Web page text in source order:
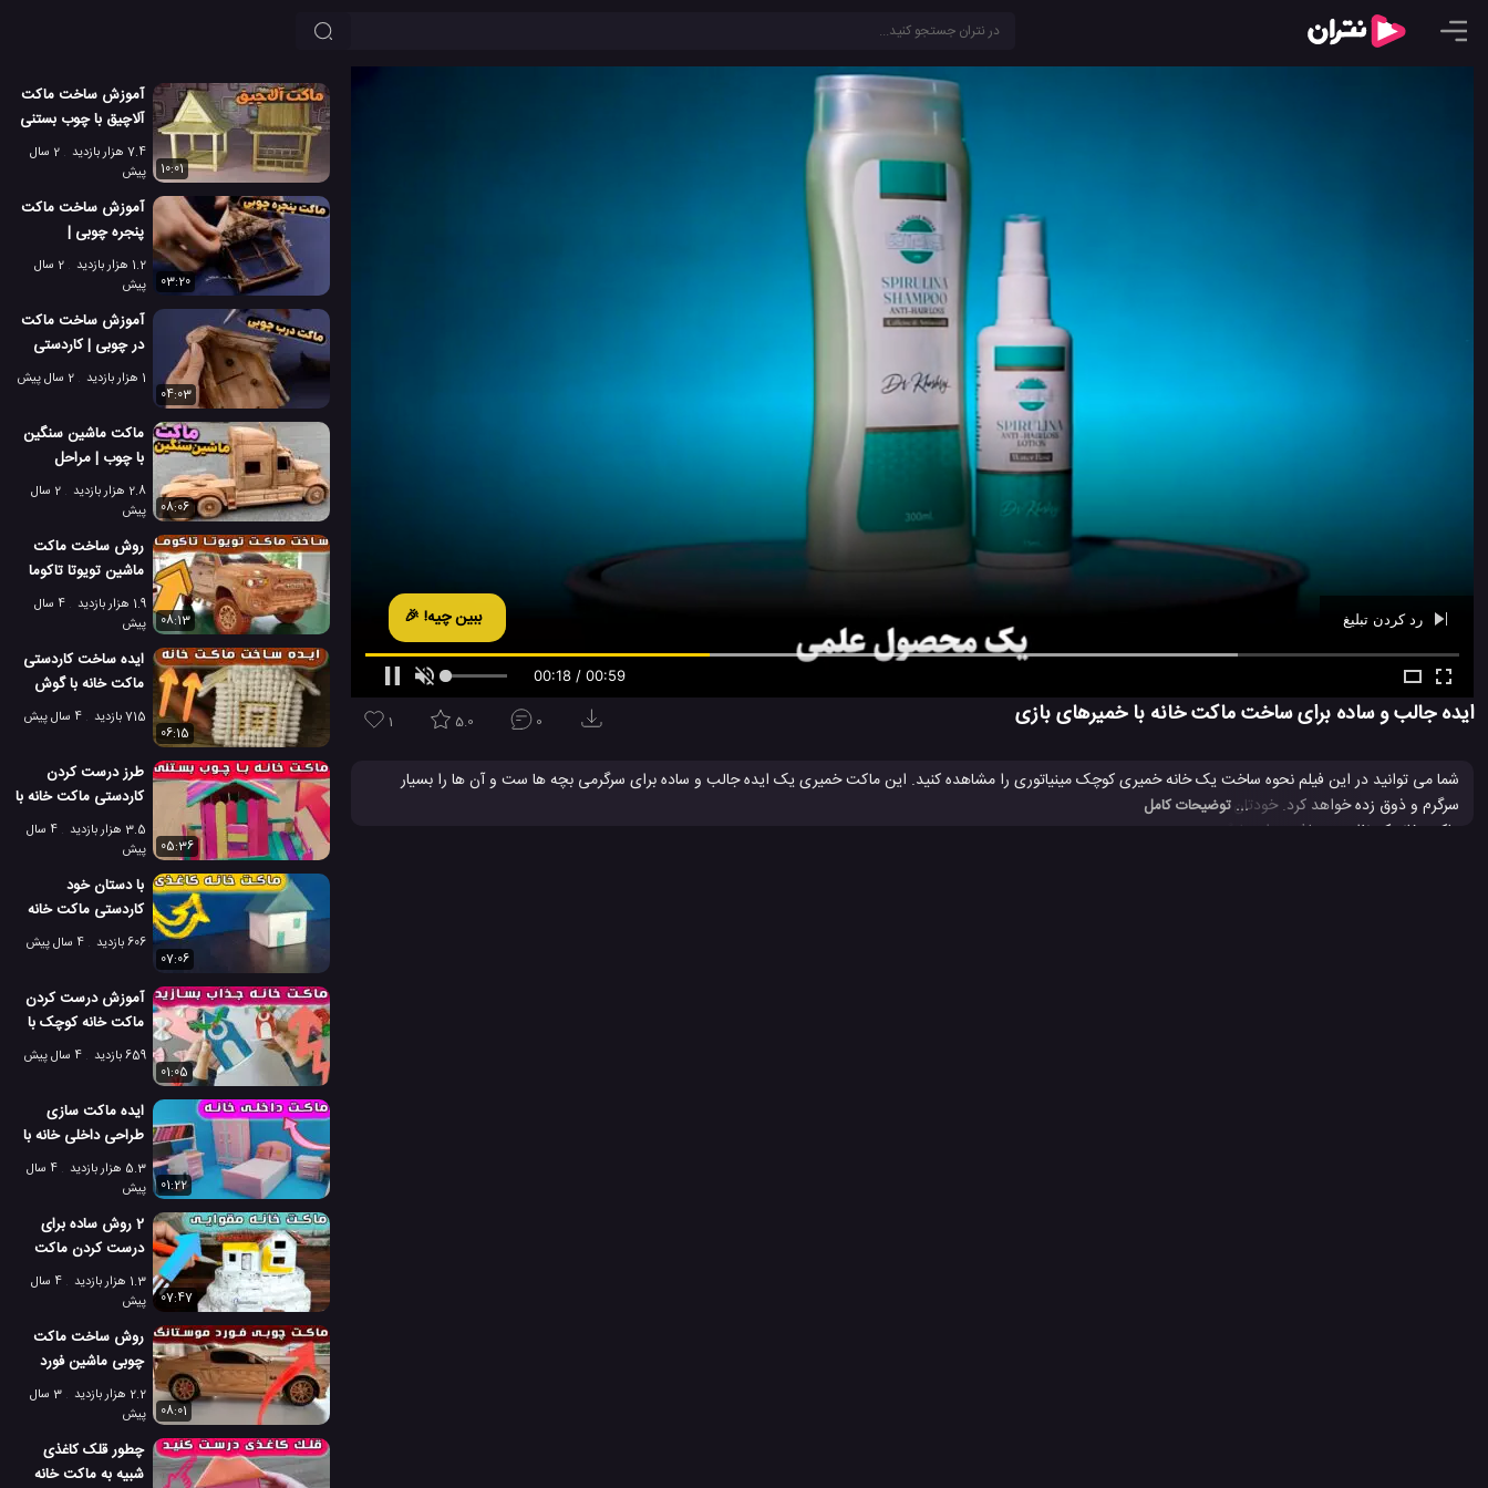
00:19 / 00:59
ببین چیه! 🎉
Ad - 00:40
ایده جالب و ساده برای ساخت ماکت خانه با خمیرهای بازی 1 5.0 0
شما می توانید در این فیلم نحوه ساخت یک خانه خمیری کوچک مینیاتوری را مشاهده کنید. این ماکت خمیری یک ایده جالب و ساده برای سرگرمی بچه ها ست و آن ها را بسیار
سرگرم و ذوق زده خواهد کرد. خودتان تماشا کنید که ساخت یک ماکت خانه چگونه با استفاده از خمیر های بازی قابل اجراست. این یک ایده خارق العاده و تماشایی برای ساخت یک
ماکت خانه کم نظیر می باشد. برای یادگیری ماکت های دیگر شکل خانه، به شما پیشنهاد می کنم
... توضیحات کامل
آموزش ساخت ماکت
آلاچیق با چوب بستنی
| ماکت سازی با چوب
بستنی
7.4 هزار بازدید
2 سال
پیش
10:01
آموزش ساخت ماکت
پنجره چوبی |
کاردستی ماکت دریچه
چوبی ساده
1.2 هزار بازدید
2 سال
پیش
03:20
آموزش ساخت ماکت
در چوبی | کاردستی
ماکت درب چوبی1 هزار بازدید
2 سال پیش
04:03
ماکت ماشین سنگین
با چوب | مراحل
ساختن ماکت ماشین
باربری بزرگ!
2.8 هزار بازدید
2 سال
پیش
08:06
روش ساخت ماکت
ماشین تویوتا تاکوما
منبت کاری روی چوب
1.9 هزار بازدید
4 سال
پیش
08:13
ایده ساخت کاردستی
ماکت خانه با گوش
پاک کن
715 بازدید
4 سال پیش
06:15
طرز درست کردن
کاردستی ماکت خانه با
چوب بستنی
3.5 هزار بازدید
4 سال
پیش
05:36
با دستان خود
کاردستی ماکت خانه
کاغذی درست کنید
606 بازدید
4 سال پیش
07:06
آموزش درست کردن
ماکت خانه کوچک با
فوم اکلیلی
659 بازدید
4 سال پیش
01:05
ایده ماکت سازی
طراحی داخلی خانه با
مقوا و کاغذ رنگی
5.3 هزار بازدید
4 سال
پیش
01:22
2 روش ساده برای
درست کردن ماکت
خانه مقوایی
1.3 هزار بازدید
4 سال
پیش
07:47
روش ساخت ماکت
چوبی ماشین فورد
موستانگ جی تی
2013
2.2 هزار بازدید
3 سال
پیش
08:01
چطور قلک کاغذی
شبیه به ماکت خانه